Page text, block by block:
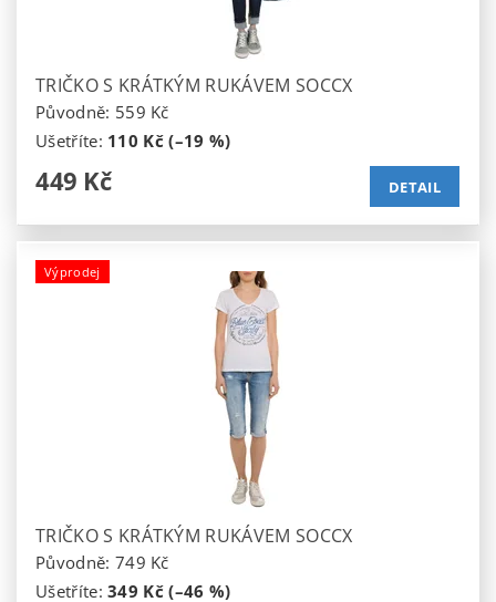
TRIČKO S KRÁTKÝM RUKÁVEM SOCCX
Původně: 559 Kč
Ušetříte: 110 Kč (–19 %)
449 Kč DETAIL
Výprodej
TRIČKO S KRÁTKÝM RUKÁVEM SOCCX
Původně: 749 Kč
Ušetříte:349 Kč (–46 %)